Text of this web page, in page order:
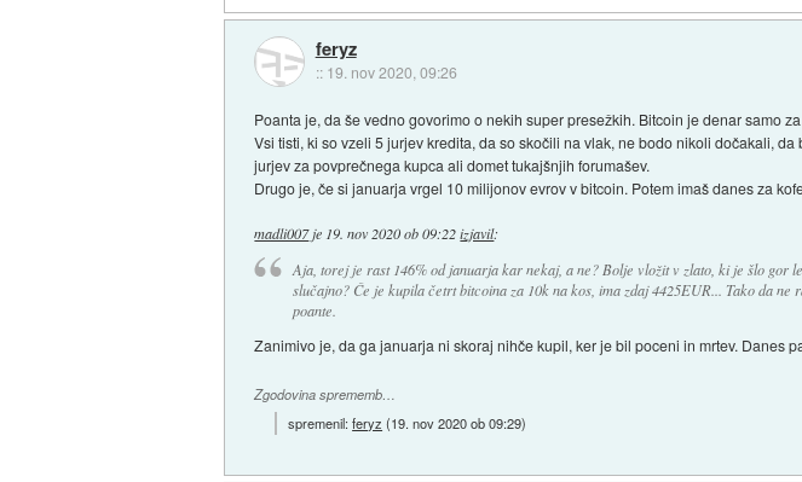
feryz
:: 19. nov 2020, 09:26
Poanta je, da še vedno govorimo o nekih super presežkih. Bitcoin je denar samo
Vsi tisti, ki so vzeli 5 jurjev kredita, da so skočili na vlak, ne bodo nikoli dočakali,
jurjev za povprečnega kupca ali domet tukajšnjih forumašev.
Drugo je, če si januarja vrgel 10 milijonov evrov v bitcoin. Potem imaš danes za
madli007je 19. nov 2020 ob 09:22 izjavil:
Aja, torej je rast 146% od januarja kar nekaj, a ne? Bolje vložit v zlato, ki je šlo gor
slučajno? Če je kupila četrt bitcoina za 10k na kos, ima zdaj 4425EUR... Tako da ne
poante.
Zanimivo je, da ga januarja ni skoraj nihče kupil, ker je bil poceni in mrtev. Danes
Zgodovina sprememb…
spremenil:feryz (19. nov 2020 ob 09:29)